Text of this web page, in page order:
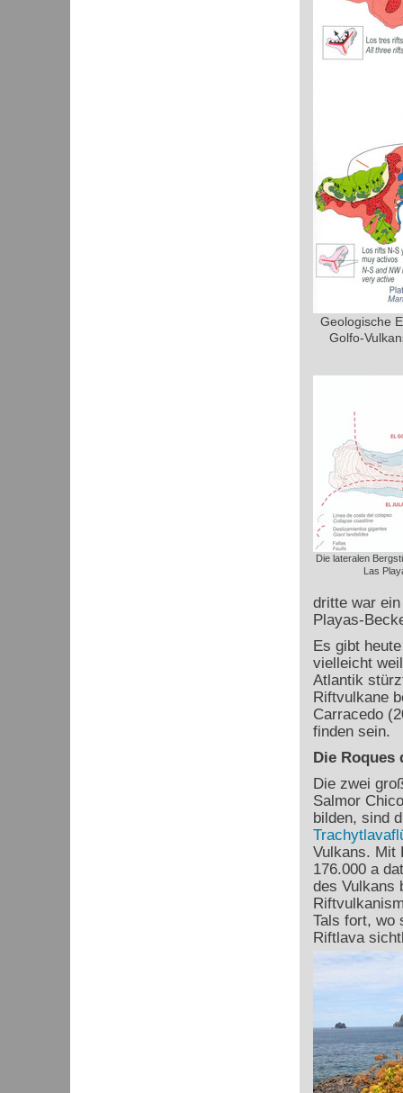
Geologische
Golfo-
Die lateralen
Las
dritte war
Playas-
Es gibt
vielleicht
Atlantik
Riftvulkane
Carracedo
finden sein.
Die Roques
Die zwei
Salmor
bilden, sind
Vulkans. Mit
176.000 a
des Vulkans
Tals fort, wo
Riftlava